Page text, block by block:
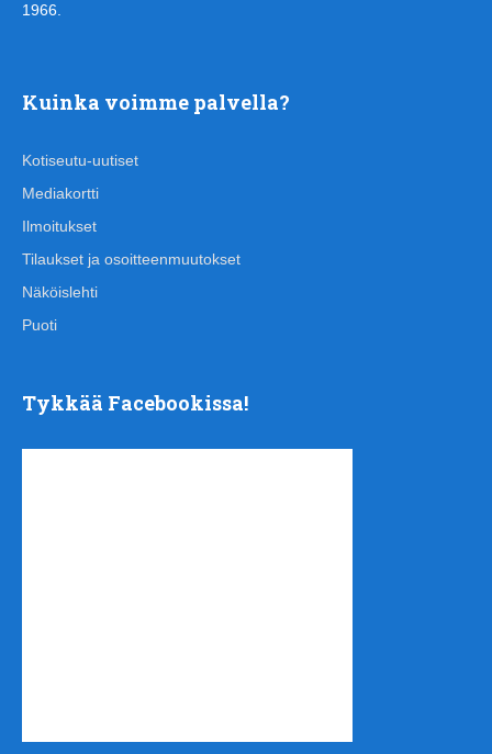
1966.
Kuinka voimme palvella?
Kotiseutu-uutiset
Mediakortti
Ilmoitukset
Tilaukset ja osoitteenmuutokset
Näköislehti
Puoti
Tykkää Facebookissa!